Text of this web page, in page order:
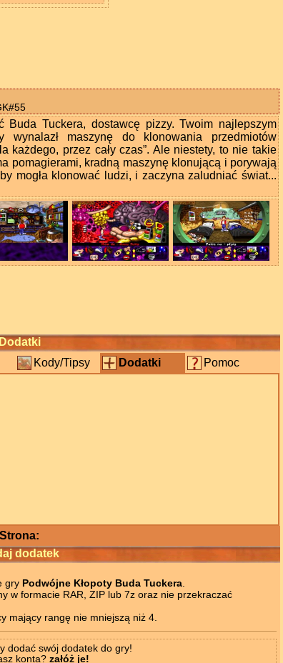
Tuckera, dostawcę pizzy. Twoim najlepszym
maszynę do klonowania przedmiotów
każdego, przez cały czas”. Ale niestety, to nie takie
pomagierami, kradną maszynę klonującą i porywają
mogła klonować ludzi, i zaczyna zaludniać świat...
Kody/Tipsy Dodatki
Pomoc
Strona:
dodatek
gry Podwójne Kłopoty Buda Tuckera.
w formacie RAR, ZIP lub 7z oraz nie przekraczać
mający rangę nie mniejszą niż 4.
dodać swój dodatek do gry!
konta? załóż je!